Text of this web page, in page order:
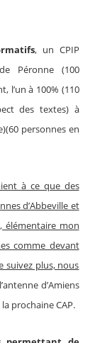
, un CPIP
Péronne (100
l’un à 100% (110
des textes) à
personnes en
à ce que des
d’Abbeville et
élémentaire mon
comme devant
suivez plus, nous
d’Amiens
prochaine CAP.